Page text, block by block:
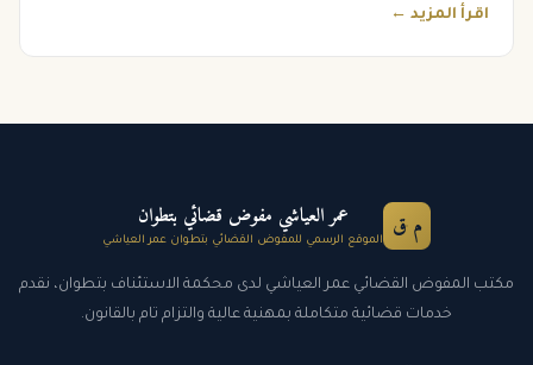
اقرأ المزيد ←
م ق عمر العياشي مفوض قضائي بتطوان
الموقع الرسمي للمفوض القضائي بتطوان عمر العياشي
مكتب المفوض القضائي عمر العياشي لدى محكمة الاستئناف بتطوان، نقدم
خدمات قضائية متكاملة بمهنية عالية والتزام تام بالقانون.